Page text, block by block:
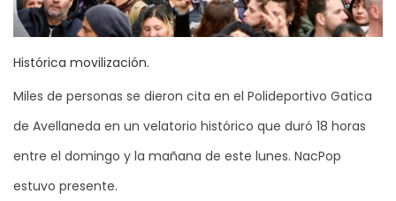
Histórica movilización.
Miles de personas se dieron cita en el Polideportivo Gatica
de Avellaneda en un velatorio histórico que duró 18 horas
entre el domingo y la mañana de este lunes. NacPop
estuvo presente.